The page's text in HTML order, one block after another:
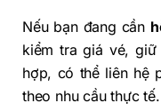
Nếu bạn đang cần
kiểm tra giá vé,
hợp, có thể liên hệ
theo nhu cầu thực tế.